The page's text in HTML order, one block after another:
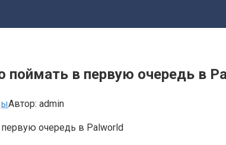
поймать в первую очередь в
Автор: admin